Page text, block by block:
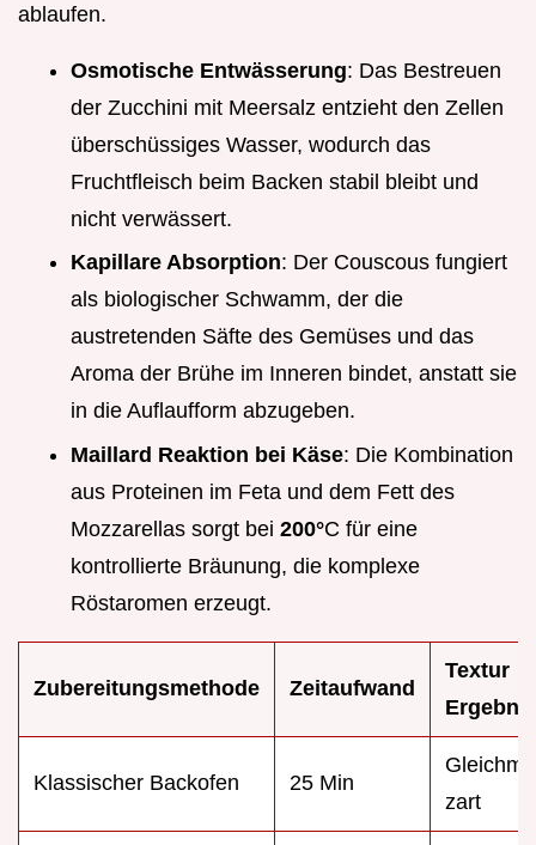
ablaufen.
Osmotische Entwässerung: Das Bestreuen
der Zucchini mit Meersalz entzieht den Zellen
überschüssiges Wasser, wodurch das
Fruchtfleisch beim Backen stabil bleibt und
nicht verwässert.
Kapillare Absorption: Der Couscous fungiert
als biologischer Schwamm, der die
austretenden Säfte des Gemüses und das
Aroma der Brühe im Inneren bindet, anstatt sie
in die Auflaufform abzugeben.
Maillard Reaktion bei Käse: Die Kombination
aus Proteinen im Feta und dem Fett des
Mozzarellas sorgt bei 200°C für eine
kontrollierte Bräunung, die komplexe
Röstaromen erzeugt.
Zubereitungsmethode Zeitaufwand
Textur
Ergebnis
Klassischer Backofen 25 Min
zart